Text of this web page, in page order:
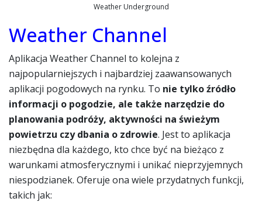
Weather Underground
Weather Channel
Aplikacja Weather Channel to kolejna z
najpopularniejszych i najbardziej zaawansowanych
aplikacji pogodowych na rynku. To nie tylko źródło
informacji o pogodzie, ale także narzędzie do
planowania podróży, aktywności na świeżym
powietrzu czy dbania o zdrowie. Jest to aplikacja
niezbędna dla każdego, kto chce być na bieżąco z
warunkami atmosferycznymi i unikać nieprzyjemnych
niespodzianek. Oferuje ona wiele przydatnych funkcji,
takich jak: